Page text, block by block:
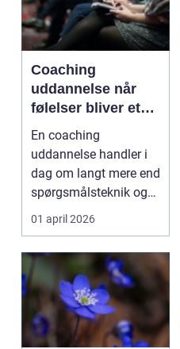
Coaching
uddannelse når
følelser bliver et
aktiv i ledelse og
arbejdsliv
En coaching
uddannelse handler i
dag om langt mere end
spørgsmålsteknik og
målstyring. I mange
organ...
01 april 2026